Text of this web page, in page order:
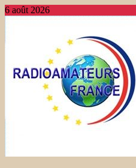
6 août 2026